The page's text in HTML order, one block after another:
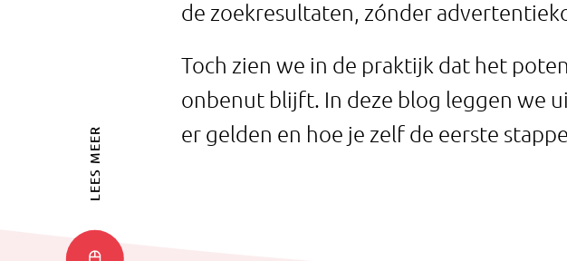
LEES MEER
de zoekresultaten, zónder
Toch zien we in de praktijk dat het
onbenut blijft. In deze blog leggen we
er gelden en hoe je zelf de eerste